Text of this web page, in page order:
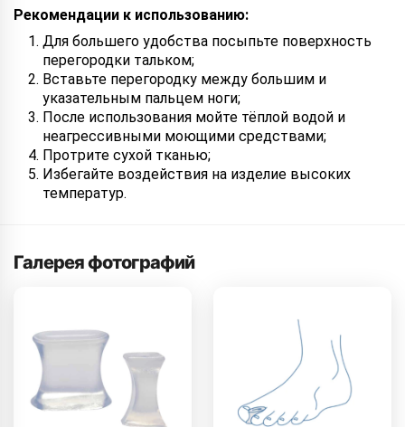
Рекомендации к использованию:
Для большего удобства посыпьте поверхность
перегородки тальком;
Вставьте перегородку между большим и
указательным пальцем ноги;
После использования мойте тёплой водой и
неагрессивными моющими средствами;
Протрите сухой тканью;
Избегайте воздействия на изделие высоких
температур.
Галерея фотографий